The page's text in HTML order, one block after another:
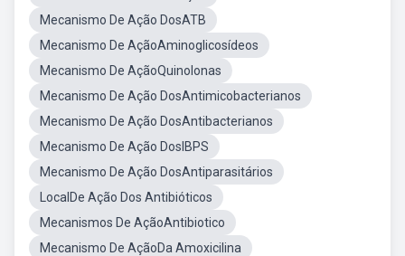
Mecanismo De Ação DosATB
Mecanismo De AçãoAminoglicosídeos
Mecanismo De AçãoQuinolonas
Mecanismo De Ação DosAntimicobacterianos
Mecanismo De Ação DosAntibacterianos
Mecanismo De Ação DosIBPS
Mecanismo De Ação DosAntiparasitários
LocalDe Ação Dos Antibióticos
Mecanismos De AçãoAntibiotico
Mecanismo De AçãoDa Amoxicilina